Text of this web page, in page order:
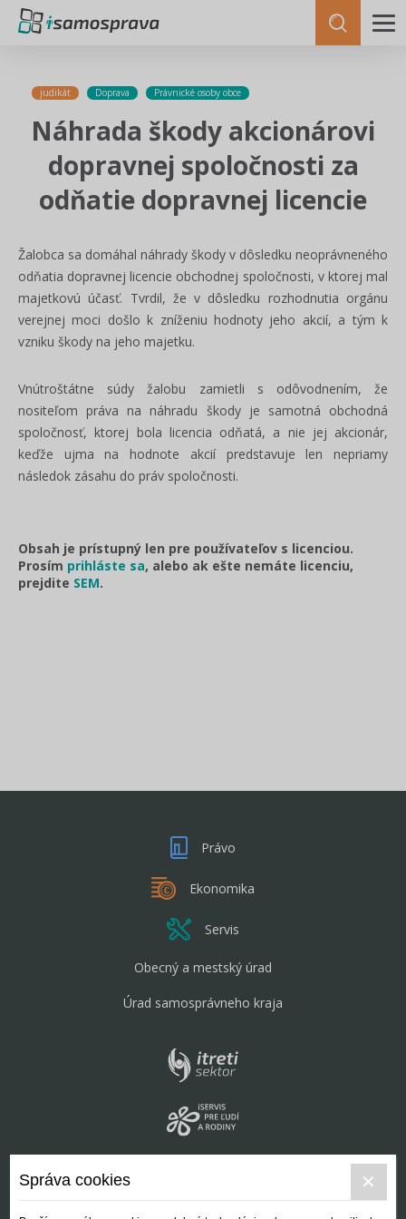
judikát Doprava Právnické osoby obce
Náhrada škody akcionárovi
dopravnej spoločnosti za
odňatie dopravnej licencie
Žalobca sa domáhal náhrady škody v dôsledku neoprávneného
odňatia dopravnej licencie obchodnej spoločnosti, v ktorej mal
majetkovú účasť. Tvrdil, že v dôsledku rozhodnutia orgánu
verejnej moci došlo k zníženiu hodnoty jeho akcií, a tým k
vzniku škody na jeho majetku.
Vnútroštátne súdy žalobu zamietli s odôvodnením, že
nositeľom práva na náhradu škody je samotná obchodná
spoločnosť, ktorej bola licencia odňatá, a nie jej akcionár,
keďže ujma na hodnote akcií predstavuje len nepriamy
následok zásahu do práv spoločnosti.
Obsah je prístupný len pre používateľov s licenciou.
Prosím prihláste sa, alebo ak ešte nemáte licenciu,
prejdite SEM.
Právo
Ekonomika
Servis
Obecný a mestský úrad
Úrad samosprávneho kraja
Správa cookies